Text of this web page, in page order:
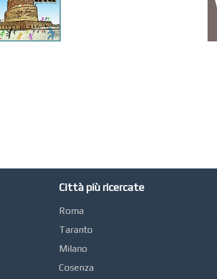
Città più ricercate
Roma
Taranto
Milano
Cosenza